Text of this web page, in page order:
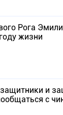
Рога
жизни
и
с